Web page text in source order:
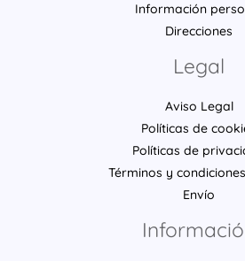
Información
Direcciones
Legal
Aviso Legal
Políticas de
Políticas de
Términos y
Envío